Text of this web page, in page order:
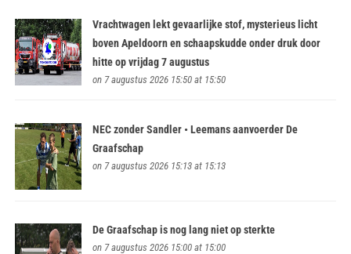
Vrachtwagen lekt gevaarlijke stof, mysterieus licht
boven Apeldoorn en schaapskudde onder druk door
hitte op vrijdag 7 augustus
on 7 augustus 2026 15:50 at 15:50
NEC zonder Sandler • Leemans aanvoerder De
Graafschap
on 7 augustus 2026 15:13 at 15:13
De Graafschap is nog lang niet op sterkte
on 7 augustus 2026 15:00 at 15:00